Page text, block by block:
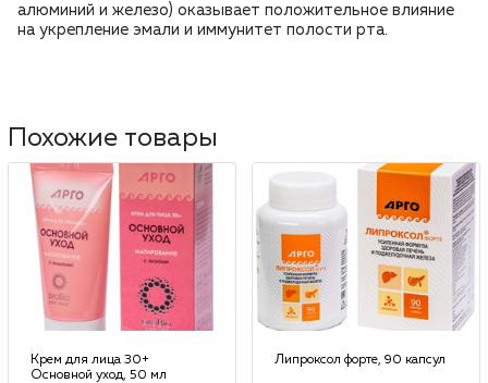
алюминий и железо) оказывает положительное влияние
на укрепление эмали и иммунитет полости рта.
Похожие товары
Крем для лица 30+
Основной уход, 50 мл
Липроксол форте, 90 капсул